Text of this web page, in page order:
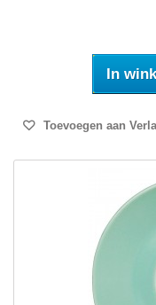
In
Toevoegen aan